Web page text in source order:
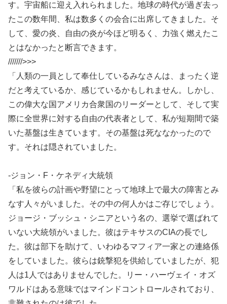
す。宇宙船に迎え入れられました。地球の時代が過ぎ去っ
たこの数年間、私は数多くの会合に出席してきました。そ
して、愛の炎、自由の炎が今ほど明るく、力強く燃えたこ
とはなかったと断言できます。
///////>>>
「人類の一員として奉仕しているみなさんは、まったく逆
だと考えているか、感じているかもしれません。しかし、
この偉大な国アメリカ合衆国のリーダーとして、そして実
際に全世界に対する自由の代表者として、私が短期間で築
いた基盤は生きています。その基盤は死ななかったので
す。それは隠されていました。
-ジョン・F・ケネディ大統領
「私を彼らの計画や野望にとって地球上で最大の障害とみ
なす人々がいました。その中の何人かはご存じでしょう。
ジョージ・ブッシュ・シニアという名の、選挙で選ばれて
いない大統領がいました。彼はテキサスのCIAの長でし
た。彼は部下を助けて、いわゆるマフィア一家との連絡係
をしていました。彼らは銃撃犯を供給していましたが、犯
人は1人ではありませんでした。リー・ハーヴェイ・オズ
ワルドはある意味ではマインドコントロールされており、